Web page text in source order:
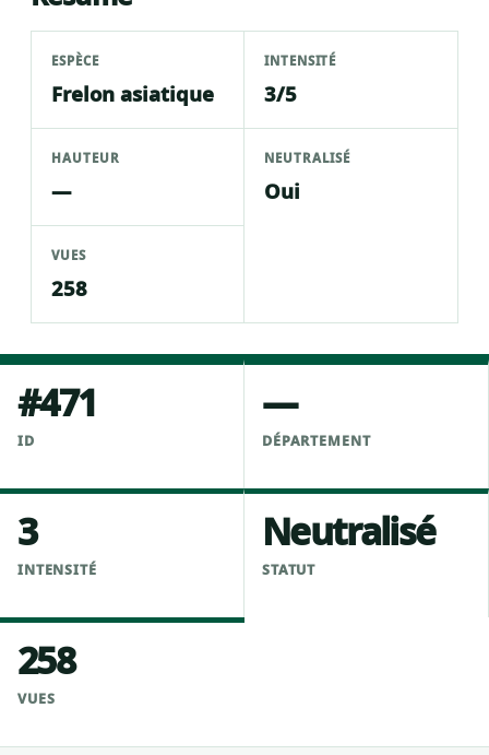
ESPÈCE
Frelon asiatique
INTENSITÉ
3/5
HAUTEUR
—
NEUTRALISÉ
Oui
VUES
258
#471
ID
—
DÉPARTEMENT
3
INTENSITÉ
Neutralisé
STATUT
258
VUES